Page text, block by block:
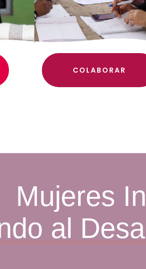
COLABORAR
Mujeres
al